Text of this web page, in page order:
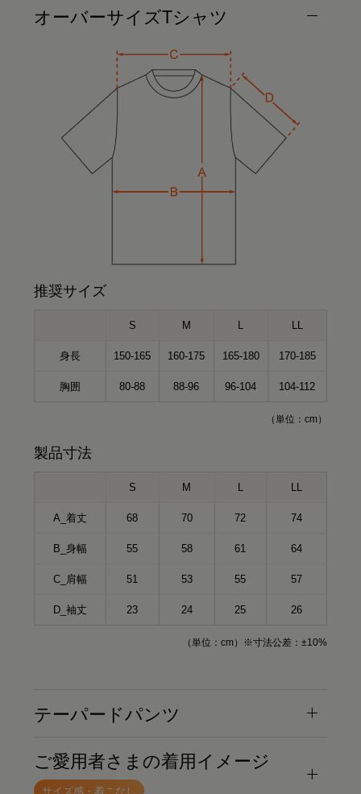
オーバーサイズTシャツ
推奨サイズ
S M L LL
身長 150-165 160-175 165-180 170-185
胸囲 80-88 88-96 96-104 104-112
（単位：cm）
製品寸法
S M
A_着丈 68 70 72 74
B_身幅 55 58 61 64
C_肩幅 51 53 55 57
D_袖丈 23 24 25 26
（単位：cm）※寸法公差：±10%
テーパードパンツ
ご愛用者さまの着用イメージ
サイズ感・着こなし